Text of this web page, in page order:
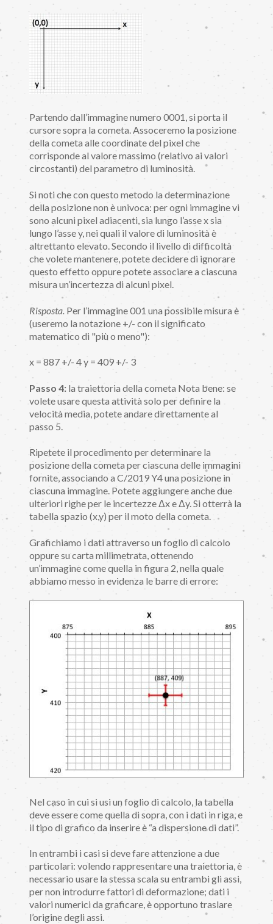
Partendo dall’immagine numero 0001, si porta il
cursore sopra la cometa. Assoceremo la posizione
della cometa alle coordinate del pixel che
corrisponde al valore massimo (relativo ai valori
circostanti) del parametro di luminosità.
Si noti che con questo metodo la determinazione
della posizione non è univoca: per ogni immagine vi
sono alcuni pixel adiacenti, sia lungo l’asse x sia
lungo l’asse y, nei quali il valore di luminosità è
altrettanto elevato. Secondo il livello di difficoltà
che volete mantenere, potete decidere di ignorare
questo effetto oppure potete associare a ciascuna
misura un’incertezza di alcuni pixel.
Risposta. Per l’immagine 001 una possibile misura è
(useremo la notazione +/- con il significato
matematico di "più o meno"):
x = 887 +/- 4 y = 409 +/- 3
Passo 4: la traiettoria della cometa Nota bene: se
volete usare questa attività solo per definire la
velocità media, potete andare direttamente al
passo 5.
Ripetete il procedimento per determinare la
posizione della cometa per ciascuna delle immagini
fornite, associando a C/2019 Y4 una posizione in
ciascuna immagine. Potete aggiungere anche due
ulteriori righe per le incertezze Δx e Δy. Si otterrà la
tabella spazio (x,y) per il moto della cometa.
Grafichiamo i dati attraverso un foglio di calcolo
oppure su carta millimetrata, ottenendo
un’immagine come quella in figura 2, nella quale
abbiamo messo in evidenza le barre di errore:
Nel caso in cui si usi un foglio di calcolo, la tabella
deve essere come quella di sopra, con i dati in riga, e
il tipo di grafico da inserire è “a dispersione di dati”.
In entrambi i casi si deve fare attenzione a due
particolari: volendo rappresentare una traiettoria, è
necessario usare la stessa scala su entrambi gli assi,
per non introdurre fattori di deformazione; dati i
valori numerici da graficare, è opportuno traslare
l’origine degli assi.